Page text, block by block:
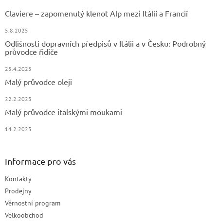
Claviere – zapomenutý klenot Alp mezi Itálií a Francií
5.8.2025
Odlišnosti dopravních předpisů v Itálii a v Česku: Podrobný
průvodce řidiče
25.4.2025
Malý průvodce oleji
22.2.2025
Malý průvodce italskými moukami
14.2.2025
Informace pro vás
Kontakty
Prodejny
Věrnostní program
Velkoobchod